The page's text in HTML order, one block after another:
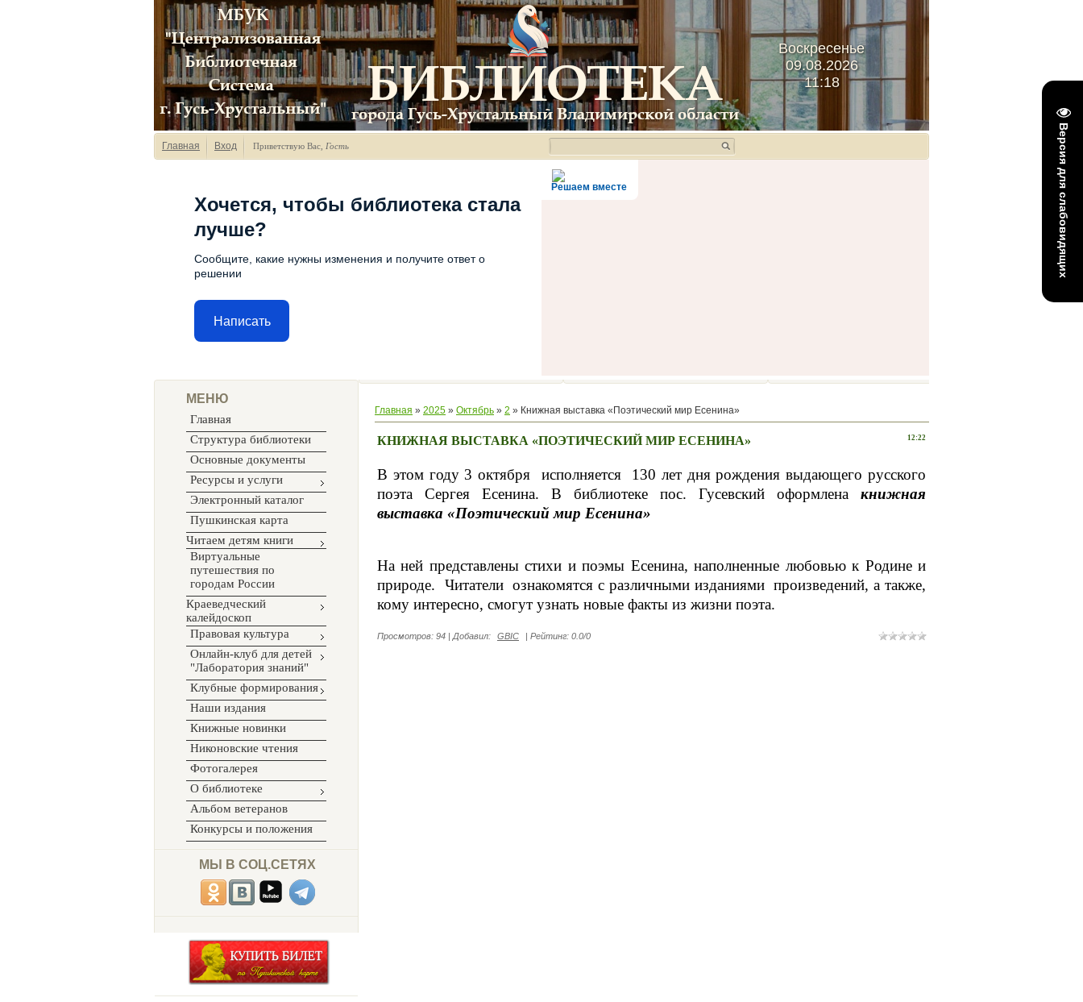
Версия для слабовидящих
Воскресенье
09.08.2026
11:18
Главная Вход Приветствую Вас Гость
Решаем вместе
Хочется, чтобы библиотека стала
лучше?
Сообщите, какие нужны изменения и получите ответ о
решении
Написать
МЕНЮ
Главная
Структура библиотеки
Основные документы
Ресурсы и услуги
Электронный каталог
Пушкинская карта
Читаем детям книги
Виртуальные
путешествия по
городам России
Краеведческий
калейдоскоп
Правовая культура
Онлайн-клуб для детей
"Лаборатория знаний"
Клубные формирования
Наши издания
Книжные новинки
Никоновские чтения
Фотогалерея
О библиотеке
Альбом ветеранов
Конкурсы и положения
МЫ В СОЦ.СЕТЯХ
Главная » 2025 » Октябрь » 2 » Книжная выставка «Поэтический мир Есенина»
12:22
КНИЖНАЯ ВЫСТАВКА «ПОЭТИЧЕСКИЙ МИР ЕСЕНИНА»
В этом году 3 октября исполняется 130 лет дня рождения выдающего русского
поэта Сергея Есенина. В библиотеке пос. Гусевский оформлена книжная
выставка «Поэтический мир Есенина»
На ней представлены стихи и поэмы Есенина, наполненные любовью к Родине и
природе. Читатели ознакомятся с различными изданиями произведений, а также,
кому интересно, смогут узнать новые факты из жизни поэта.
Просмотров: 94 | Добавил: GBIC | Рейтинг: 0.0/0